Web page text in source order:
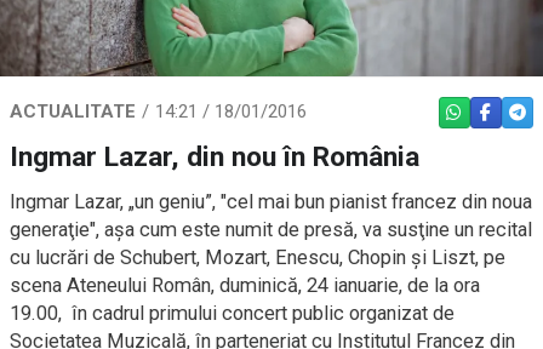
ACTUALITATE 14:21 / 18/01/2016 WHATSAPP
Ingmar Lazar, din nou în România
Ingmar Lazar, „un geniu”, "cel mai bun pianist francez din noua
generaţie", aşa cum este numit de presă, va susţine un recital
cu lucrări de Schubert, Mozart, Enescu, Chopin şi Liszt, pe
scena Ateneului Român, duminică, 24 ianuarie, de la ora
19.00, în cadrul primului concert public organizat de
Societatea Muzicală, în parteneriat cu Institutul Francez din